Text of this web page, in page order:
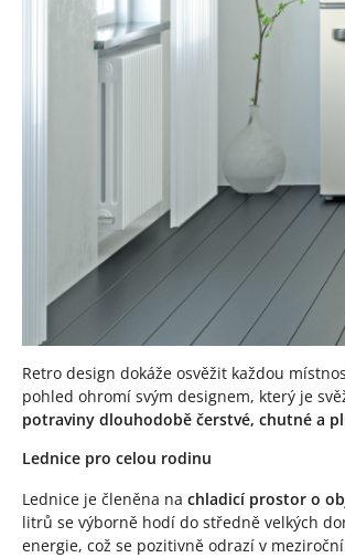
Retro design dokáže osvěžit každou
pohled ohromí svým designem, který je
potraviny dlouhodobě čerstvé, chutné a
Lednice pro celou rodinu
Lednice je členěna na chladicí prostor o
litrů se výborně hodí do středně velkých
energie, což se pozitivně odrazí v